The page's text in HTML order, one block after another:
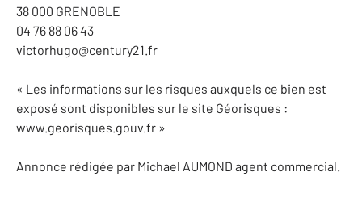
38 000 GRENOBLE
04 76 88 06 43
victorhugo@century21.fr
« Les informations sur les risques auxquels ce bien est
exposé sont disponibles sur le site Géorisques :
www.georisques.gouv.fr »
Annonce rédigée par Michael AUMOND agent commercial.